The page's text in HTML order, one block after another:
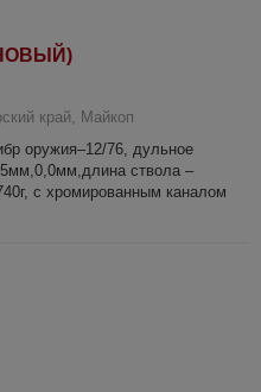
край, Майкоп
оружия–12/76, дульное
ствола –
с хромированным каналом